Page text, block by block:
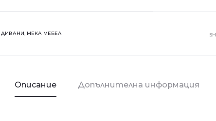
ДИВАНИ, МЕКА МЕБЕЛ
Описание Допълнителна информация